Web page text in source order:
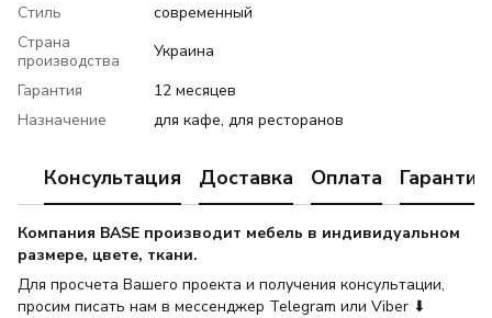
Стиль
современный
Страна
производства
Украина
Гарантия
12 месяцев
Назначение
для кафе, для ресторанов
Консультация Доставка Оплата Гарантия
Компания BASE производит мебель в индивидуальном
размере, цвете, ткани.
Для просчета Вашего проекта и получения консультации,
просим писать нам в мессенджер Telegram или Viber ⬇